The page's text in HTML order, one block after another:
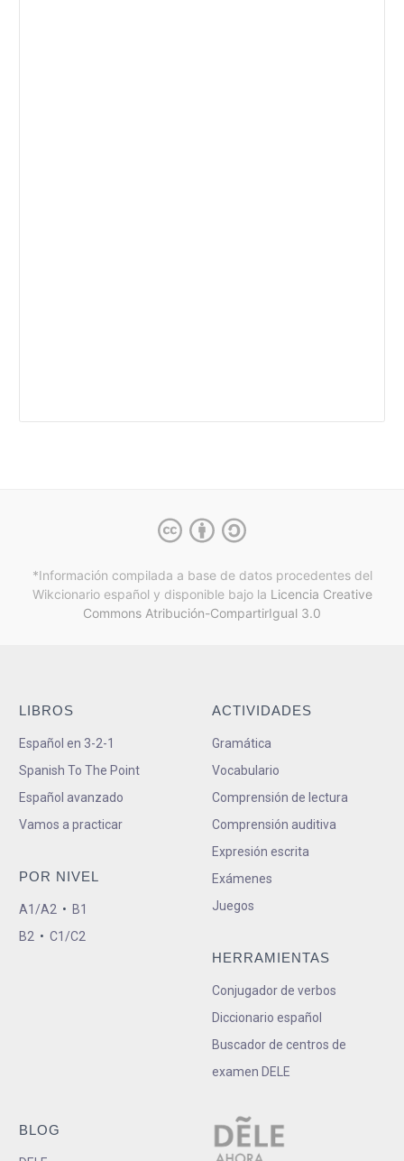
*Información compilada a base de datos procedentes del
Wikcionario español y disponible bajo la Licencia Creative
Commons Atribución-CompartirIgual 3.0
LIBROS
Español en 3-2-1
Spanish To The Point
Español avanzado
Vamos a practicar
POR NIVEL
A1/A2 • B1
B2 • C1/C2
ACTIVIDADES
Gramática
Vocabulario
Comprensión de lectura
Comprensión auditiva
Expresión escrita
Exámenes
Juegos
HERRAMIENTAS
Conjugador de verbos
Diccionario español
Buscador de centros de
examen DELE
BLOG